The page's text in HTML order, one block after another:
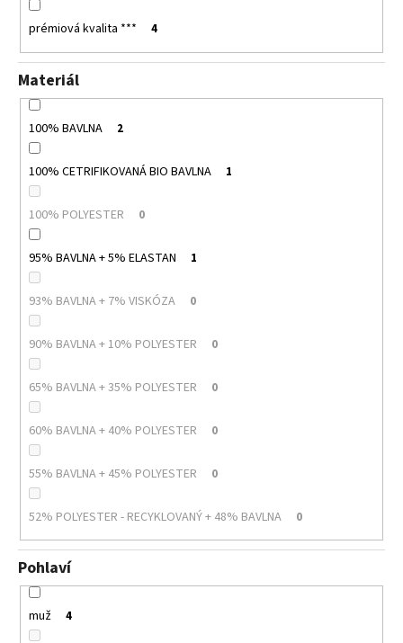
prémiová kvalita *** 4
Materiál
100% BAVLNA 2
100% CETRIFIKOVANÁ BIO BAVLNA 1
100% POLYESTER 0
95% BAVLNA + 5% ELASTAN 1
93% BAVLNA + 7% VISKÓZA 0
90% BAVLNA + 10% POLYESTER 0
65% BAVLNA + 35% POLYESTER 0
60% BAVLNA + 40% POLYESTER 0
55% BAVLNA + 45% POLYESTER 0
52% POLYESTER - RECYKLOVANÝ + 48% BAVLNA 0
Pohlaví
muž 4